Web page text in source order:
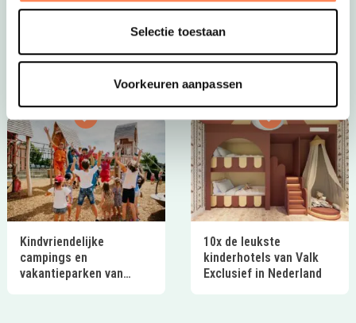
Selectie toestaan
Voorkeuren aanpassen
avontuur. Een paradijs voor jonge ontdekkers én een
plek waar ouders helemaal tot rust komen.
Bekijk Huttopia de Roos
Kindvriendelijke
campings en
vakantieparken van
10x de leukste
kinderhotels van Valk
Exclusief in Nederland